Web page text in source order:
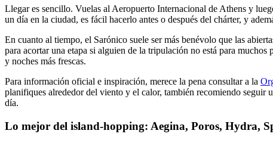
Llegar es sencillo. Vuelas al Aeropuerto Internacional de Athens y
un día en la ciudad, es fácil hacerlo antes o después del chárter, y
En cuanto al tiempo, el Sarónico suele ser más benévolo que las
para acortar una etapa si alguien de la tripulación no está para
y noches más frescas.
Para información oficial e inspiración, merece la pena consultar a la
planifiques alrededor del viento y el calor, también recomiendo seguir
día.
Lo mejor del island-hopping: Aegina, Poros, Hydra,